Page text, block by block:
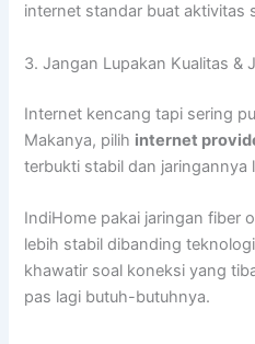
internet standar buat aktivitas
3. Jangan Lupakan Kualitas &
Internet kencang tapi sering
Makanya, pilih internet
terbukti stabil dan jaringannya
IndiHome pakai jaringan fiber
lebih stabil dibanding
khawatir soal koneksi yang
pas lagi butuh-butuhnya.